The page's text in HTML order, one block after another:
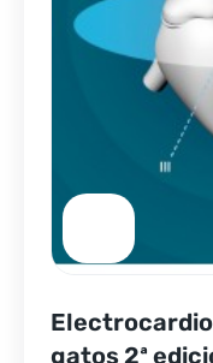
gatos 2ª